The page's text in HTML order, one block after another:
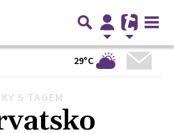
29°C
S TAGEM
19 Další